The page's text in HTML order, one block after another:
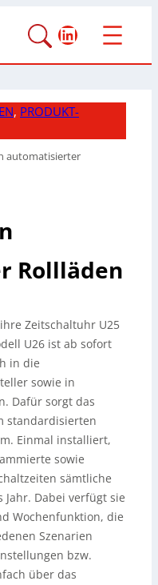
LinkedIn
, PRODUKT-
automatisierter
Rollläden
Zeitschaltuhr U25
U26 ist ab sofort
in die
sowie in
Dafür sorgt das
standardisierten
Einmal installiert,
sowie
sämtliche
Dabei verfügt sie
Wochenfunktion, die
Szenarien
bzw.
über das